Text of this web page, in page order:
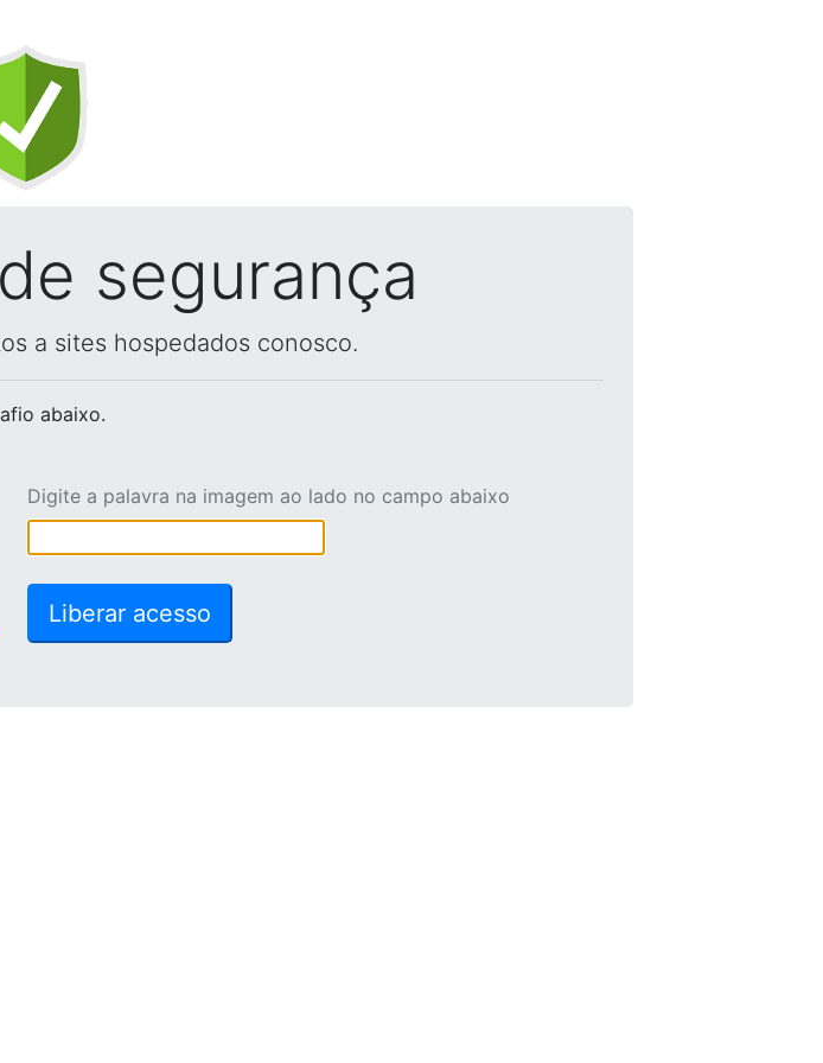
segurança
a sites hospedados conosco.
abaixo.
Digite a palavra na imagem ao lado no campo abaixo